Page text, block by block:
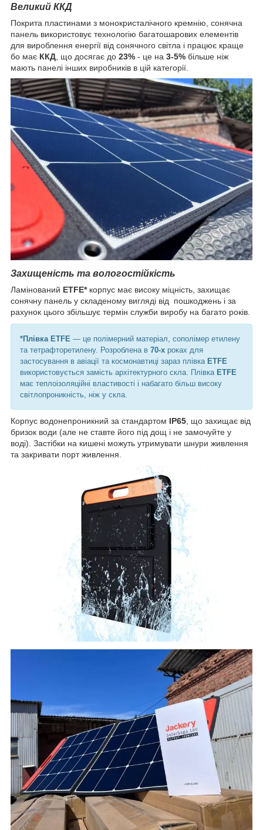
Великий ККД
Покрита пластинами з монокристалічного кремнію, сонячна
панель використовує технологію багатошарових елементів
для вироблення енергії від сонячного світла і працює краще
бо має ККД, що досягає до 23% - це на 3-5% більше ніж
мають панелі інших виробників в цій категорії.
Захищеність та вологостійкість
Ламінований ETFE* корпус має високу міцність, захищає
сонячну панель у складеному вигляді від пошкоджень і за
рахунок цього збільшує термін служби виробу на багато років.
*Плівка ETFE — це полімерний матеріал, сополімер етилену
та тетрафторетилену. Розроблена в 70-х роках для
застосування в авіації та космонавтиці зараз плівка ETFE
використовується замість архітектурного скла. Плівка ETFE
має теплоізоляційні властивості і набагато більш високу
світлопроникність, ніж у скла.
Корпус водонепроникний за стандартом IP65, що захищає від
бризок води (але не ставте його під дощ і не замочуйте у
воді). Застібки на кишені можуть утримувати шнури живлення
та закривати порт живлення.